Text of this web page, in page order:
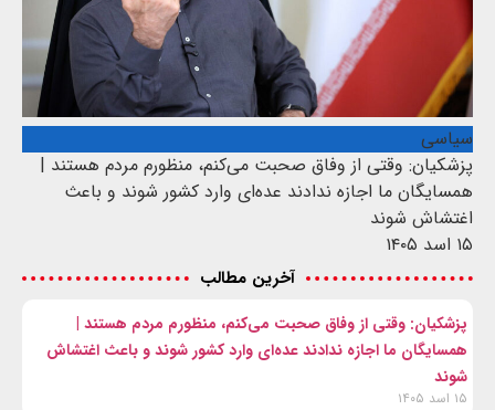
سیاسی
پزشکیان: وقتی از وفاق صحبت می‌کنم، منظورم مردم هستند |
همسایگان ما اجازه ندادند عده‌ای وارد کشور شوند و باعث
اغتشاش شوند
۱۵ اسد ۱۴۰۵
آخرین مطالب
پزشکیان: وقتی از وفاق صحبت می‌کنم، منظورم مردم هستند |
همسایگان ما اجازه ندادند عده‌ای وارد کشور شوند و باعث اغتشاش
شوند
۱۵ اسد ۱۴۰۵